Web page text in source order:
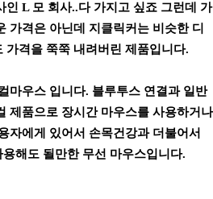
인 L 모 회사..다 가지고 싶죠 그런데 가
가격은 아닌데 지클릭커는 비슷한 디
가격을 쭉쭉 내려버린 제품입니다.
마우스 입니다. 블루투스 연결과 일반
제품으로 장시간 마우스를 사용하거나
자에게 있어서 손목건강과 더불어서
해도 될만한 무선 마우스입니다.